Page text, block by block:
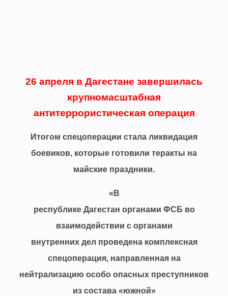
26 апреля в Дагестане завершилась
крупномасштабная
антитеррористическая операция
Итогом спецоперации стала ликвидация
боевиков, которые готовили теракты на
майские праздники.
«В
республике Дагестан органами ФСБ во
взаимодействии с органами
внутренних дел проведена комплексная
спецоперация, направленная на
нейтрализацию особо опасных преступников
из состава «южной»